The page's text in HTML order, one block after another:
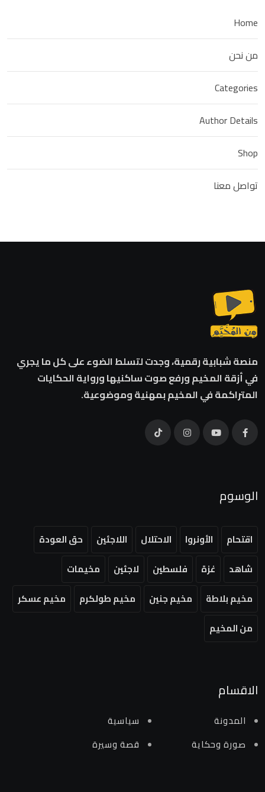
Home
من نحن
Categories
Author Details
Shop
تواصل معنا
منصة شبابية رقمية، وجدت لتسلط الضوء على كل ما يجري
في أزقة المخيم ورفع صوت ساكنيها ورواية الحكايات
المتراكمة في المخيم بمهنية وموضوعية.
الوسوم
اقتحام الأونروا الاحتلال اللاجئين
حق العودة
شاهد
غزة فلسطين لاجئين
مخيمات
مخيم بلاطة
مخيم جنين مخيم طولكرم
مخيم عسكر
من المخيم
الاقسام
المدونة
سياسية
صورة وحكاية
قصة وسيرة